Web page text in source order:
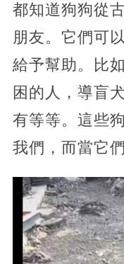
都知道狗狗從
朋友。它們可
給予幫助。比
困的人，導盲
有等等。這些
我們，而當它